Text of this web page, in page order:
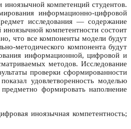
компетенций студентов.
информационно-цифровой
исследования — содержание
компетентности состоит
что все компоненты модели будут
методического компонента будут
информационной, цифровой и
методов. Исследование
проверки сформированности
удовлетворенность моделью
формировать наполнение
иноязычная компетентность;